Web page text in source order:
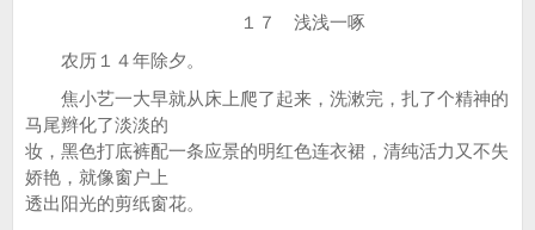
１７ 浅浅一啄
农历１４年除夕。
焦小艺一大早就从床上爬了起来，洗漱完，扎了个精神的
马尾辫化了淡淡的
妆，黑色打底裤配一条应景的明红色连衣裙，清纯活力又不失
娇艳，就像窗户上
透出阳光的剪纸窗花。